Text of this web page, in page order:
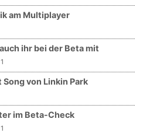
am Multiplayer
ihr bei der Beta mit
1
von Linkin Park
im Beta-Check
1